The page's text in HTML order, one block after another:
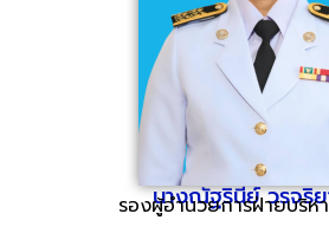
นางณัฐรินีย์ วรจริ
รองผู้อำนวยการฝ่ายบริห